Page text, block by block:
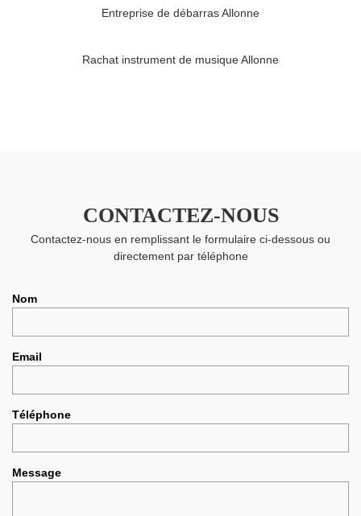
Entreprise de débarras Allonne
Rachat instrument de musique Allonne
CONTACTEZ-NOUS
Contactez-nous en remplissant le formulaire ci-dessous ou
directement par téléphone
Nom
Email
Téléphone
Message